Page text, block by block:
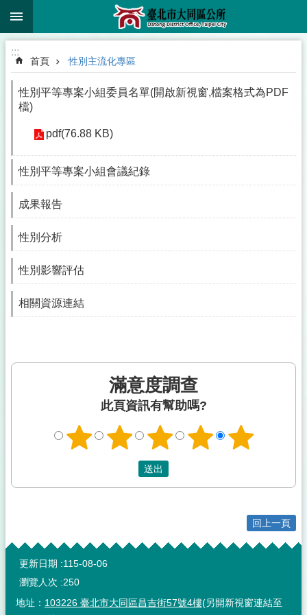
跳到主要內容區塊
:::
首頁 性別主流化專區
性別平等專案小組委員名單(開啟新視窗,檔案格式為PDF
檔)
pdf(76.88 KB)
性別平等專案小組會議紀錄
成果報告
性別分析
性別影響評估
相關資源連結
滿意度調查
此頁資訊有幫助嗎?
回上一頁
:::
更新日期
115-08-06
瀏覽人次
250
地址： 103226 臺北市大同區昌吉街57號4樓(另開新視窗連結至